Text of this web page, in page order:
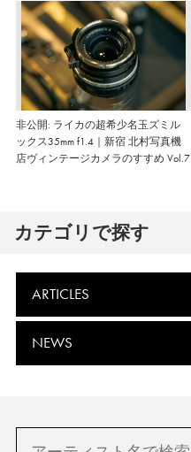
非公開: ライカの超希少名玉ズミル
ックス35mm f1.4｜新宿 北村写真機
店ヴィンテージカメラのすすめ Vol.7
カテゴリで探す
ARTICLES
NEWS